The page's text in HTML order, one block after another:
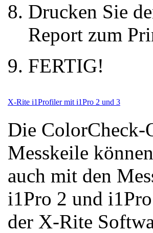
Drucken Sie
Report zum
FERTIG!
X-Rite i1Profiler mit i1Pro 2 und 3
Die ColorCheck-
Messkeile
auch mit den
i1Pro 2 und
der X-Rite